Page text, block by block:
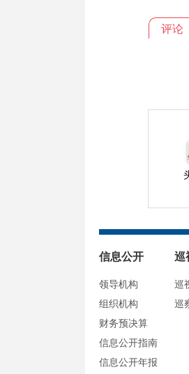
评论
信息公开
领导机构
组织机构
财务预决算
信息公开指南
信息公开年报
巡
巡
巡